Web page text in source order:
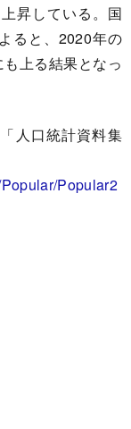
昇している。国
ると、2020年の
上る結果となっ
人口統計資料集
Popular2